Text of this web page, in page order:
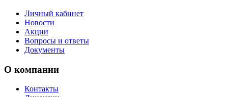
Личный кабинет
Новости
Акции
Вопросы и ответы
Документы
О компании
Контакты